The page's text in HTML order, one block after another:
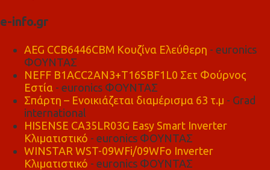
e-info.gr
AEG CCB6446CBM Κουζίνα Ελεύθερη - euronics
ΦΟΥΝΤΑΣ
NEFF B1ACC2AN3+T16SBF1L0 Σετ Φούρνος
Εστία - euronics ΦΟΥΝΤΑΣ
Σπάρτη – Ενοικιάζεται διαμέρισμα 63 τ.μ - Grad
international
HISENSE CA35LR03G Easy Smart Inverter
Κλιματιστικό - euronics ΦΟΥΝΤΑΣ
WINSTAR WST-09WFi/09WFo Inverter
Κλιματιστικό - euronics ΦΟΥΝΤΑΣ